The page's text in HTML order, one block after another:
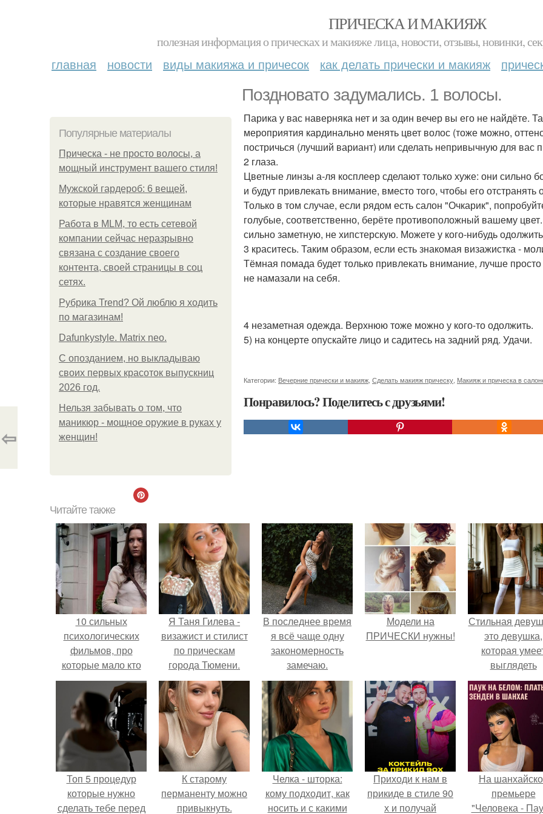
ПРИЧЕСКА И МАКИЯЖ
полезная информация о прическах и макияже лица, новости, отзывы, новинки,
главная новости виды макияжа и причесок как делать прически и макияж
Поздновато задумались. 1 волосы.
Популярные материалы
Прическа - не просто волосы, а
мощный инструмент вашего стиля!
Мужской гардероб: 6 вещей,
которые нравятся женщинам
Работа в MLM, то есть сетевой
компании сейчас неразрывно
связана с создание своего
контента, своей страницы в соц
сетях.
Рубрика Trend? Ой люблю я ходить
по магазинам!
Dafunkystyle. Matrix neo.
С опозданием, но выкладываю
своих первых красоток выпускниц
2026 год.
Нельзя забывать о том, что
маникюр - мощное оружие в руках у
женщин!
Парика у вас наверняка нет и за один вечер вы его не найдёте.
мероприятия кардинально менять цвет волос (тоже можно,
постричься (лучший вариант) или сделать непривычную для вас
2 глаза.
Цветные линзы а-ля косплеер сделают только хуже: они сильно
и будут привлекать внимание, вместо того, чтобы его отстранять
Только в том случае, если рядом есть салон "Очкарик",
голубые, соответственно, берёте противоположный вашему
сильно заметную, не хипстерскую. Можете у кого-нибудь
3 краситесь. Таким образом, если есть знакомая визажистка -
Тёмная помада будет только привлекать внимание, лучше
не намазали на себя.
4 незаметная одежда. Верхнюю тоже можно у кого-то одолжить.
5) на концерте опускайте лицо и садитесь на задний ряд. Удачи.
Категории: Вечерние прически и макияж Сделать макияж прическу Макияж и прическа в
Понравилось? Поделитесь с друзьями!
⇦
Читайте также
10 сильных
психологических
фильмов, про
которые мало кто
знает.
Я Таня Гилева -
визажист и стилист
по прическам
города Тюмени.
В последнее время
я всё чаще одну
закономерность
замечаю.
Модели на
ПРИЧЕСКИ нужны!
Стильная
это девушка,
которая
выглядеть
элегантно в
ситуации.
Топ 5 процедур
которые нужно
сделать тебе перед
К старому
перманенту можно
привыкнуть.
Челка - шторка:
кому подходит, как
носить и с какими
Приходи к нам в
прикиде в стиле 90
х и получай
На
премьере
"Человека -